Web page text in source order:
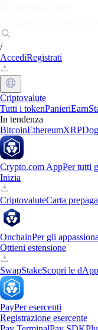
/
AccediRegistrati
Criptovalute
Tutti i tokenPanieriEarn
In tendenza
BitcoinEthereumXRP
Crypto.com AppPer tutti
Inizia
CriptovaluteCarta
OnchainPer gli
Ottieni estensione
SwapStakeScopri le dApp
PayPer esercenti
Registrazione esercente